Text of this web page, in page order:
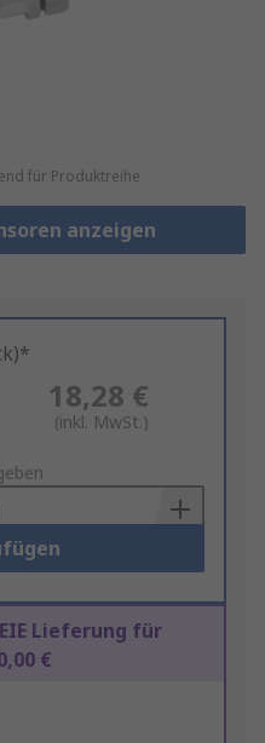
für Produktreihe
anzeigen
18,28 €
(inkl. MwSt.)
Lieferung für
€